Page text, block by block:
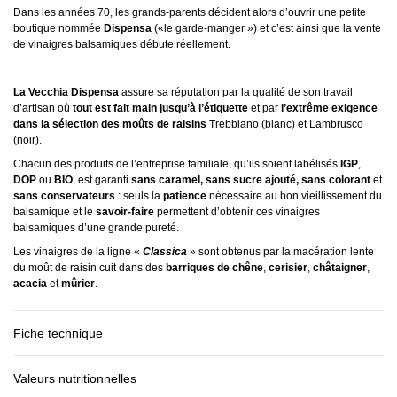
Dans les années 70, les grands-parents décident alors d’ouvrir une petite
boutique nommée Dispensa («le garde-manger ») et c’est ainsi que la vente
de vinaigres balsamiques débute réellement.
La Vecchia Dispensa assure sa réputation par la qualité de son travail
d’artisan où tout est fait main jusqu’à l’étiquette et par l’extrême exigence
dans la sélection des moûts de raisins Trebbiano (blanc) et Lambrusco
(noir).
Chacun des produits de l’entreprise familiale, qu’ils soient labélisés IGP
DOP ou BIO , est garanti sans caramel, sans sucre ajouté, sans colorant et
sans conservateurs : seuls la patience nécessaire au bon vieillissement du
balsamique et le savoir-faire permettent d’obtenir ces vinaigres
balsamiques d’une grande pureté.
Les vinaigres de la ligne « Classica » sont obtenus par la macération lente
du moût de raisin cuit dans des barriques de chêne cerisier châtaigner
acacia etmûrier
Fiche technique
Valeurs nutritionnelles